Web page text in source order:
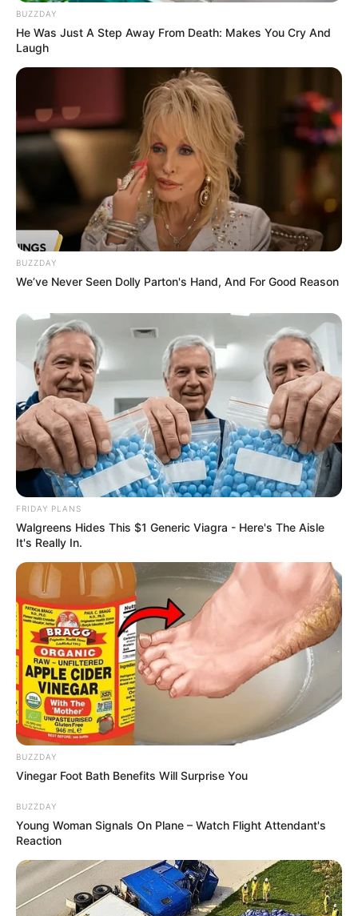
BUZZDAY
He Was Just A Step Away From Death: Makes You Cry And
Laugh
BUZZDAY
We’ve Never Seen Dolly Parton's Hand, And For Good Reason
FRIDAY PLANS
Walgreens Hides This $1 Generic Viagra - Here's The Aisle
It's Really In.
BUZZDAY
Vinegar Foot Bath Benefits Will Surprise You
BUZZDAY
Young Woman Signals On Plane – Watch Flight Attendant's
Reaction